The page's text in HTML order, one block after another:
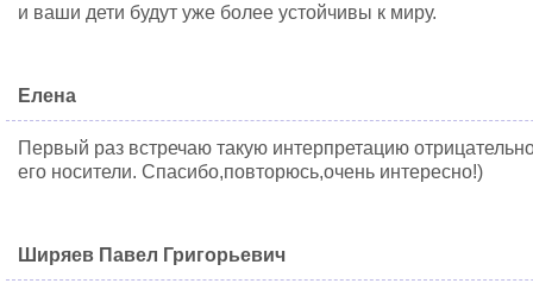
и ваши дети будут уже более устойчивы к миру.
Елена
Первый раз встречаю такую интерпретацию
его носители. Спасибо,повторюсь,очень интересно!)
Ширяев Павел Григорьевич